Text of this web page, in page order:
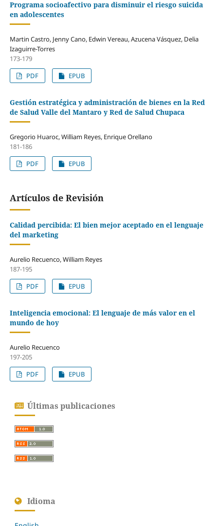
Programa socioafectivo para disminuir el riesgo suicida
en adolescentes
Martin Castro, Jenny Cano, Edwin Vereau, Azucena Vásquez, Delia
Izaguirre-Torres
173-179
PDF
EPUB
Gestión estratégica y administración de bienes en la Red
de Salud Valle del Mantaro y Red de Salud Chupaca
Gregorio Huaroc, William Reyes, Enrique Orellano
181-186
PDF
EPUB
Artículos de Revisión
Calidad percibida: El bien mejor aceptado en el lenguaje
del marketing
Aurelio Recuenco, William Reyes
187-195
PDF
EPUB
Inteligencia emocional: El lenguaje de más valor en el
mundo de hoy
Aurelio Recuenco
197-205
PDF
EPUB
Últimas publicaciones
Idioma